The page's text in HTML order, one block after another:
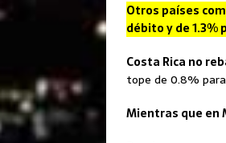
Otros países
débito y de 1.3%
Costa Rica no
tope de 0.8%
Mientras que en